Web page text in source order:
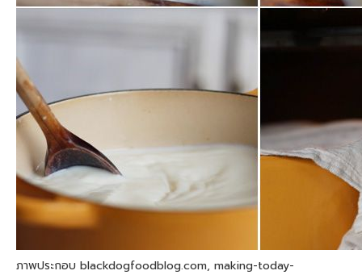
ภาพประกอบ blackdogfoodblog.com, making-today-